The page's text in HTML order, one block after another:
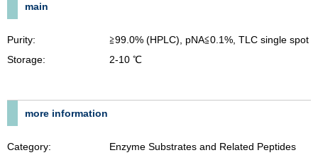
main
Purity:
≧99.0% (HPLC), pNA≦0.1%, TLC single spot
Storage:
2-10 ℃
more information
Category: Enzyme Substrates and Related Peptides